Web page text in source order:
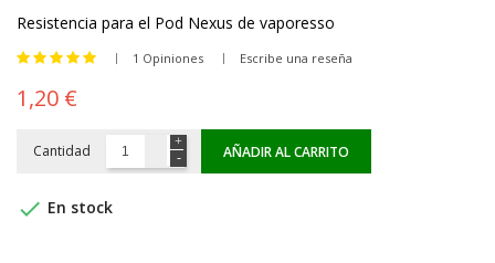
Resistencia para el Pod Nexus de vaporesso
1 Opiniones Escribe una reseña
1,20 €
Cantidad AÑADIR AL CARRITO
 En stock